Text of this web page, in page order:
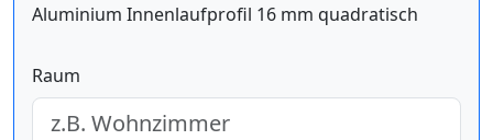
Aluminium Innenlaufprofil 16 mm quadratisch
Raum